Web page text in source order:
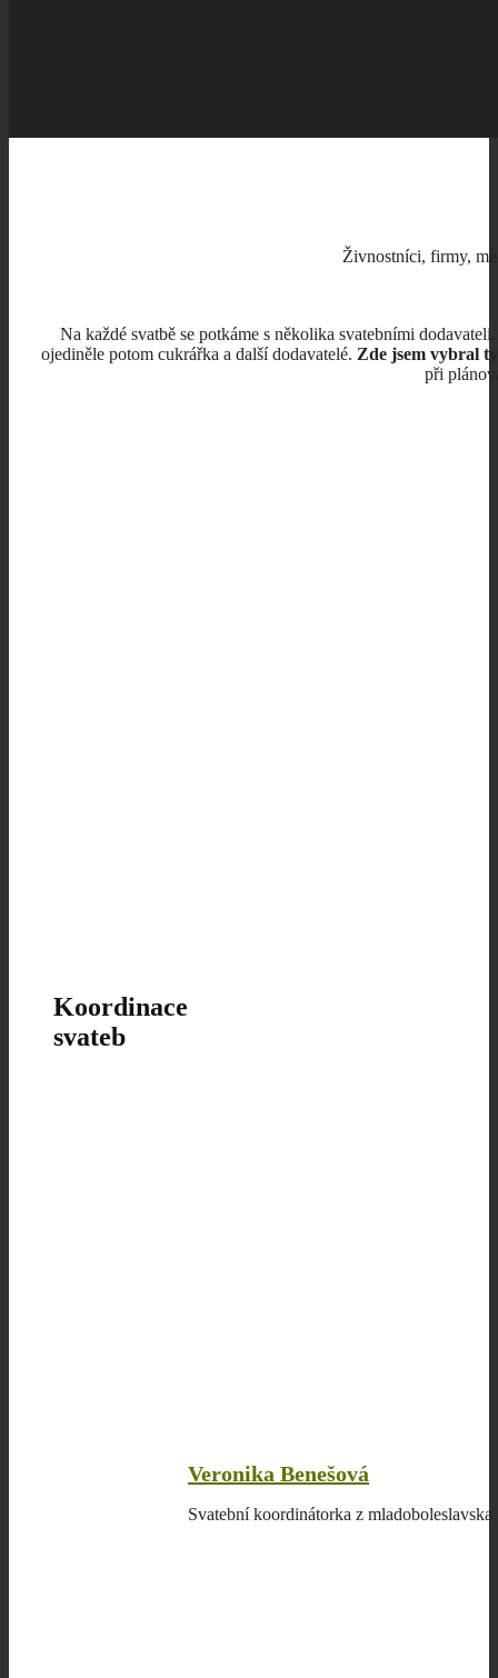
Živnostníci, firmy,
Na každé svatbě se potkáme s několika svatebními
ojediněle potom cukrářka a další dodavatelé. Zde jsem vybral
při
Koordinace
svateb
Veronika Benešová
Svatební koordinátorka z mladoboleslavska